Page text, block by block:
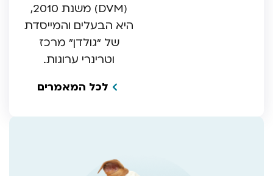
(DVM) משנת 2010,
היא הבעלים והמייסדת
של “גולדן” מרכז
וטרינרי ערוגות.
לכל המאמרים